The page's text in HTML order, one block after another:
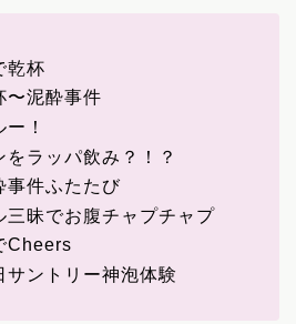
乾杯
〜泥酔事件
！
をラッパ飲み？！？
事件ふたたび
三昧でお腹チャプチャプ
Cheers
サントリー神泡体験